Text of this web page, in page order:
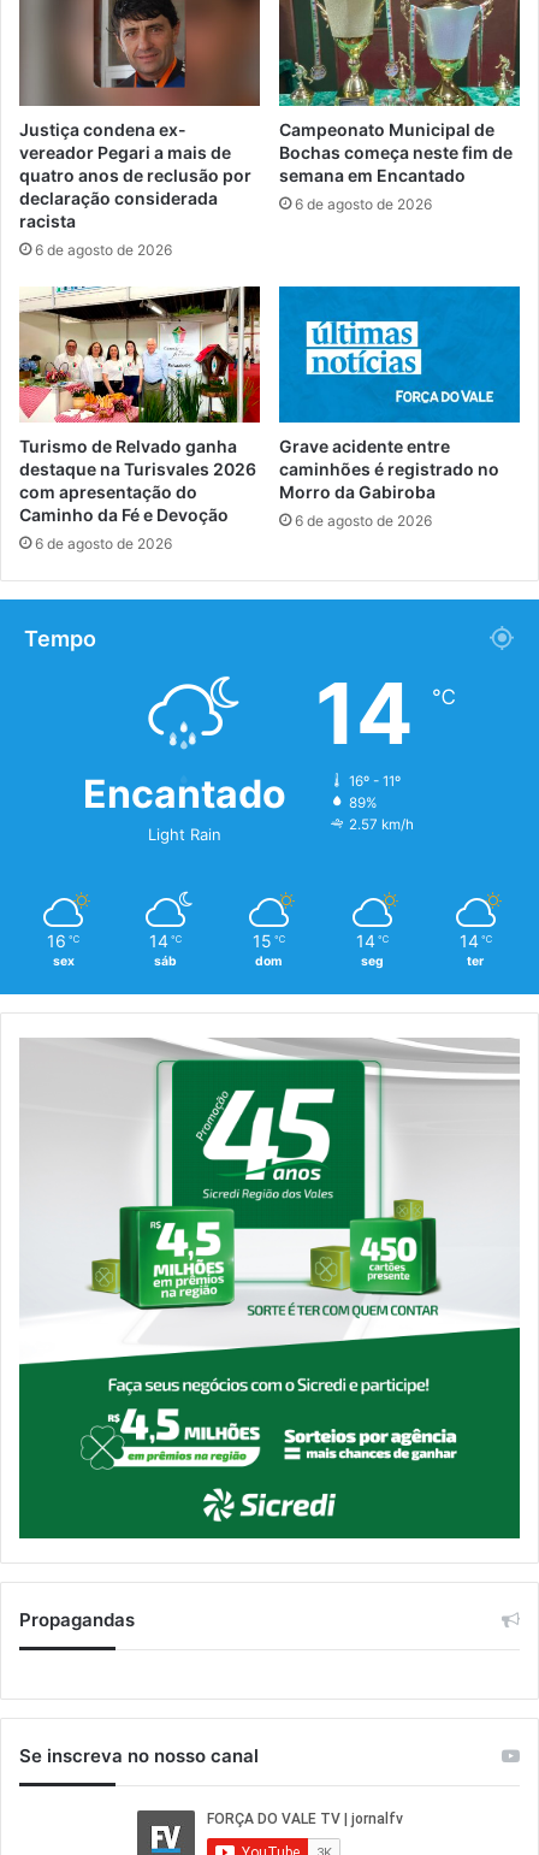
Justiça condena ex-
vereador Pegari a mais de
quatro anos de reclusão por
declaração considerada
racista
6 de agosto de 2026
Campeonato Municipal de
Bochas começa neste fim de
semana em Encantado
6 de agosto de 2026
Turismo de Relvado ganha
destaque na Turisvales 2026
com apresentação do
Caminho da Fé e Devoção
6 de agosto de 2026
Grave acidente entre
caminhões é registrado no
Morro da Gabiroba
6 de agosto de 2026
Tempo
Encantado
Light Rain
14 ℃
16º - 11º
89%
2.57 km/h
16 ℃
sex
14 ℃
sáb
15 ℃
dom
14 ℃
seg
14 ℃
ter
Propagandas
Se inscreva no nosso canal